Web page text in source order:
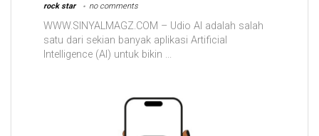
rock star no comments
WWW.SINYALMAGZ.COM – Udio AI adalah salah
satu dari sekian banyak aplikasi Artificial
Intelligence (AI) untuk bikin ...